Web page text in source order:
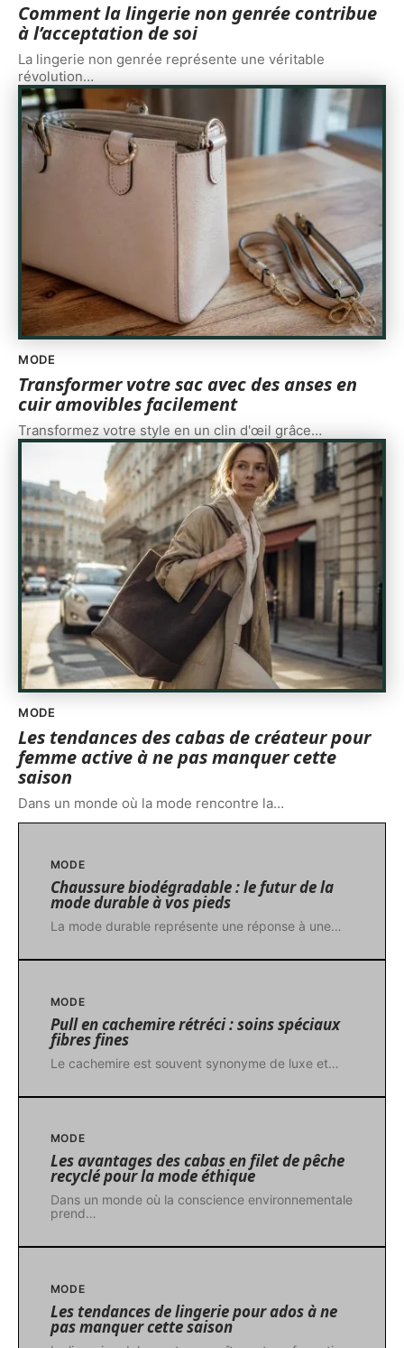
Comment la lingerie non genrée contribue
à l’acceptation de soi
La lingerie non genrée représente une véritable
révolution…
MODE
Transformer votre sac avec des anses en
cuir amovibles facilement
Transformez votre style en un clin d'œil grâce…
MODE
Les tendances des cabas de créateur pour
femme active à ne pas manquer cette
saison
Dans un monde où la mode rencontre la…
MODE
Chaussure biodégradable : le futur de la
mode durable à vos pieds
La mode durable représente une réponse à une…
MODE
Pull en cachemire rétréci : soins spéciaux
fibres fines
Le cachemire est souvent synonyme de luxe et…
MODE
Les avantages des cabas en filet de pêche
recyclé pour la mode éthique
Dans un monde où la conscience environnementale
prend…
MODE
Les tendances de lingerie pour ados à ne
pas manquer cette saison